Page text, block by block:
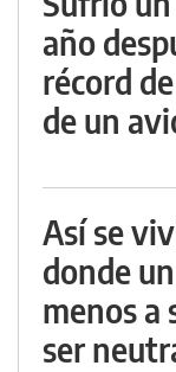
año
récord
de un
Así se
donde
menos a
ser